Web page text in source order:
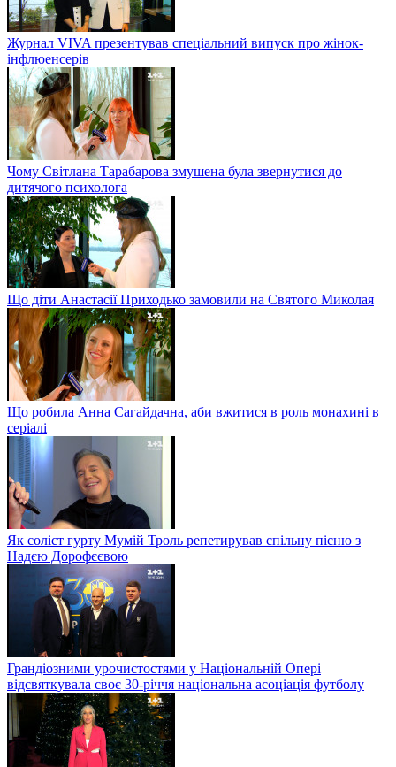
Журнал VIVA презентував спеціальний випуск про жінок-
інфлюенсерів
Чому Світлана Тарабарова змушена була звернутися до
дитячого психолога
Що діти Анастасії Приходько замовили на Святого Миколая
Що робила Анна Сагайдачна, аби вжитися в роль монахині в
серіалі
Як соліст гурту Мумій Троль репетирував спільну пісню з
Надєю Дорофєєвою
Грандіозними урочистостями у Національній Опері
відсвяткувала своє 30-річчя національна асоціація футболу